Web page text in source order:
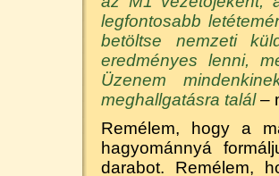
legfontosabb
betöltse nemzeti
eredményes lenni,
Üzenem
meghallgatásra talál–
Remélem, hogy a
hagyománnyá
darabot. Remélem,